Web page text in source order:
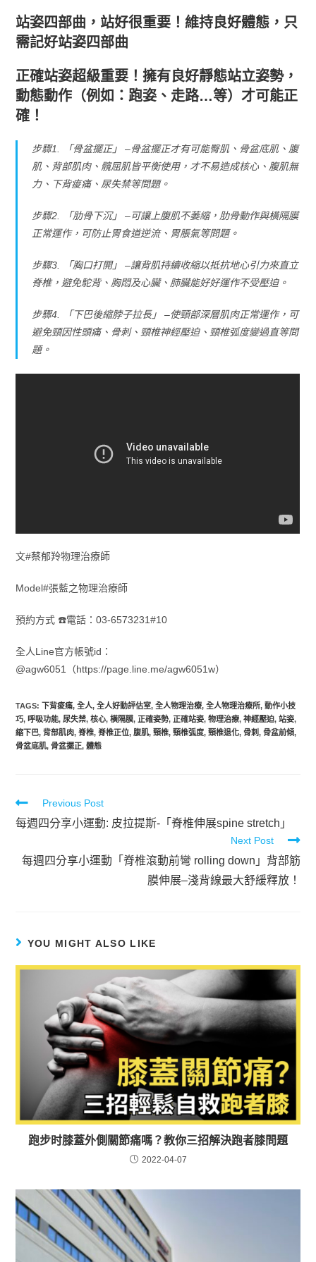
站姿四部曲，站好很重要！維持良好體態，只
需記好站姿四部曲
正確站姿超級重要！擁有良好靜態站立姿勢，
動態動作（例如：跑姿、走路…等）才可能正
確！
步驟1. 「骨盆擺正」 –骨盆擺正才有可能臀肌、骨盆底肌、腹
肌、背部肌肉、髖屈肌皆平衡使用，才不易造成核心、腹肌無
力、下背痠痛、尿失禁等問題。
步驟2. 「肋骨下沉」 –可讓上腹肌不萎縮，肋骨動作與橫隔膜
正常運作，可防止胃食道逆流、胃脹氣等問題。
步驟3. 「胸口打開」 –讓背肌持續收縮以抵抗地心引力來直立
脊椎，避免駝背、胸悶及心臟、肺臟能好好運作不受壓迫。
步驟4. 「下巴後縮脖子拉長」 –使頸部深層肌肉正常運作，可
避免頸因性頭痛、骨刺、頸椎神經壓迫、頸椎弧度變過直等問
題。
文#蔡郁羚物理治療師
Model#張藍之物理治療師
預約方式 ☎️電話：03-6573231#10
全人Line官方帳號id：
@agw6051（https://page.line.me/agw6051w）
TAGS:下背痠痛, 全人, 全人好動評估室, 全人物理治療, 全人物理治療所, 動作小技
巧, 呼吸功能, 尿失禁, 核心, 橫隔膜, 正確姿勢, 正確站姿, 物理治療, 神經壓迫, 站姿,
縮下巴, 背部肌肉, 脊椎, 脊椎正位, 腹肌, 頸椎, 頸椎弧度, 頸椎退化, 骨刺, 骨盆前傾,
骨盆底肌, 骨盆擺正, 體態
Previous Post
每週四分享小運動: 皮拉提斯-「脊椎伸展spine stretch」
Next Post
每週四分享小運動「脊椎滾動前彎 rolling down」背部筋
膜伸展–淺背線最大舒緩釋放！
YOU MIGHT ALSO LIKE
跑步时膝蓋外側關節痛嗎？教你三招解決跑者膝問題
2022-04-07